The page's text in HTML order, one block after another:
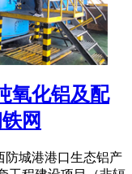
氧化铝及配
网
防城港港口生态铝产